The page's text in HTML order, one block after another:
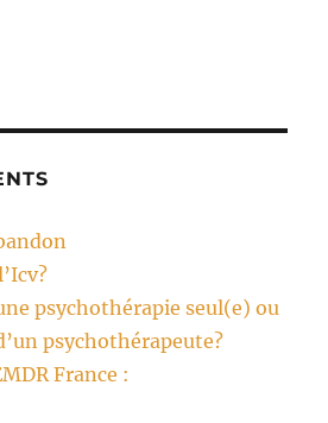
psychothérapie seul(e) ou
psychothérapeute?
France :